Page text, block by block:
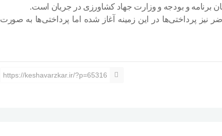
برنامه و بودجه و وزارت جهاد کشاورزی در جریان است.
نیز پرداختی‌ها در این زمینه آغاز شده اما پرداختی‌ها به صورت
https://keshavarzkar.ir/?p=65316